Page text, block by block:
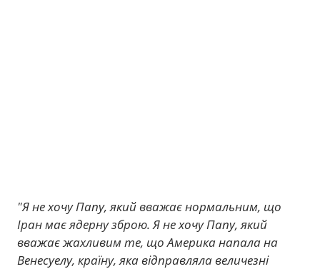
"Я не хочу Папу, який вважає нормальним, що
Іран має ядерну зброю. Я не хочу Папу, який
вважає жахливим те, що Америка напала на
Венесуелу, країну, яка відправляла величезні